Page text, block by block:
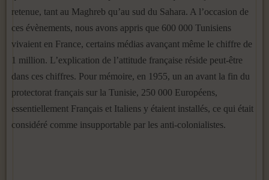
retenue, tant au Maghreb qu’au sud du Sahara. A l’occasion de
ces évènements, nous avons appris que 600 000 Tunisiens
vivaient en France, certains médias avançant même le chiffre de
1 million. L’explication de l’attitude française réside peut-être
dans ces chiffres. Pour mémoire, en 1955, un an avant la fin du
protectorat français sur la Tunisie, 250 000 Européens,
essentiellement Français et Italiens y étaient installés, ce qui était
considéré comme insupportable par les anti-colonialistes.